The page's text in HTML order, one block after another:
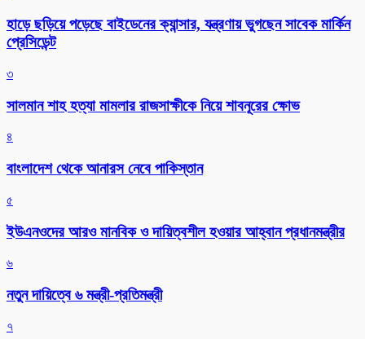
হাড়ে ছড়িয়ে পড়েছে বাইডেনের ক্যান্সার, যন্ত্রণায় ভুগছেন সাবেক মার্কিন
প্রেসিডেন্ট
৩
সালমান শাহ হত্যা মামলার রাজসাক্ষীকে নিয়ে শাবনূরের ক্ষোভ
৪
বাংলাদেশ থেকে আনারস নেবে পাকিস্তান
৫
ইউএনওদের আরও মানবিক ও দায়িত্বশীল হওয়ার আহ্বান প্রধানমন্ত্রীর
৬
নতুন দায়িত্বে ৬ মন্ত্রী-প্রতিমন্ত্রী
৭